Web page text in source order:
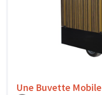
Une Buvette Mobile